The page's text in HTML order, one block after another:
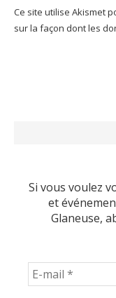
Ce site utilise Akismet
sur la façon dont les
Si vous voulez
et
Glaneuse,